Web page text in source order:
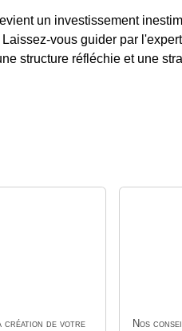
un investissement
vous guider par
structure réfléchie et une
création de votre Nos